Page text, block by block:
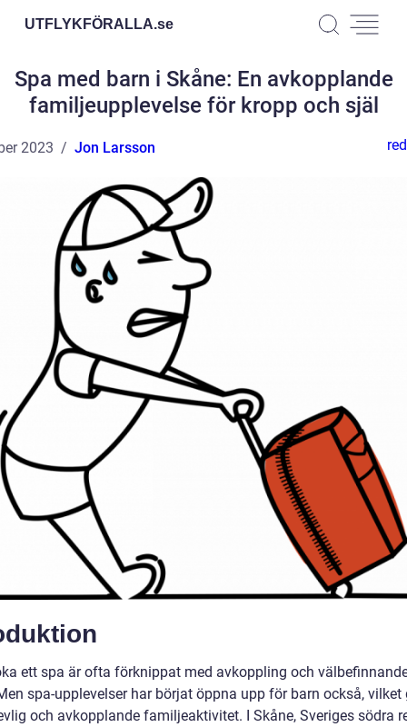
UTFLYKFÖRALLA.se
Spa med barn i Skåne: En avkopplande
familjeupplevelse för kropp och själ
2023 Jon Larsson
ett spa är ofta förknippat med avkoppling och
spa-upplevelser har börjat öppna upp för barn också, vilket
och avkopplande familjeaktivitet. I Skåne, Sveriges södra